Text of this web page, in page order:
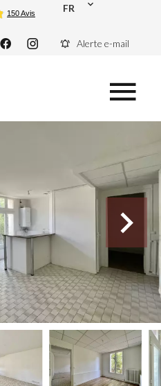
FR
Alerte e-mail